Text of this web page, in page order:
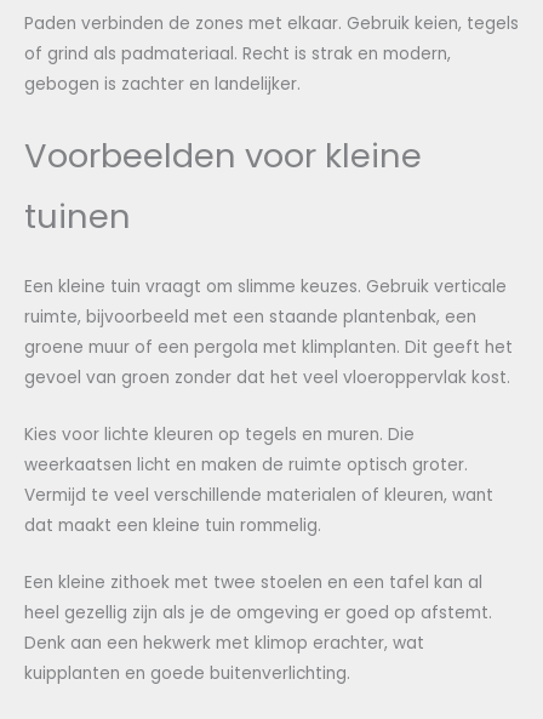
Paden verbinden de zones met elkaar. Gebruik keien, tegels
of grind als padmateriaal. Recht is strak en modern,
gebogen is zachter en landelijker.
Voorbeelden voor kleine
tuinen
Een kleine tuin vraagt om slimme keuzes. Gebruik verticale
ruimte, bijvoorbeeld met een staande plantenbak, een
groene muur of een pergola met klimplanten. Dit geeft het
gevoel van groen zonder dat het veel vloeroppervlak kost.
Kies voor lichte kleuren op tegels en muren. Die
weerkaatsen licht en maken de ruimte optisch groter.
Vermijd te veel verschillende materialen of kleuren, want
dat maakt een kleine tuin rommelig.
Een kleine zithoek met twee stoelen en een tafel kan al
heel gezellig zijn als je de omgeving er goed op afstemt.
Denk aan een hekwerk met klimop erachter, wat
kuipplanten en goede buitenverlichting.